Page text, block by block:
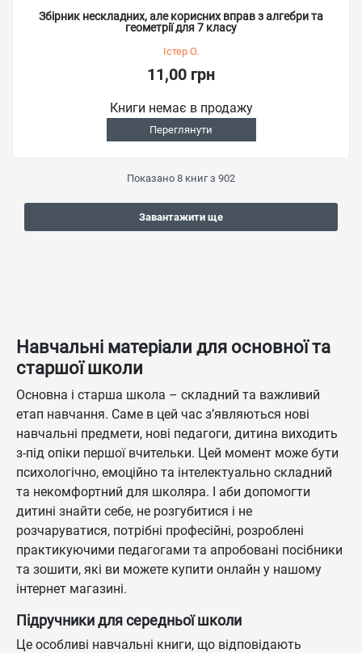
Збірник нескладних, але корисних вправ з алгебри та
геометрії для 7 класу
Істер О.
11,00 грн
Книги немає в продажу
Переглянути
Показано 8 книг з 902
Завантажити ще
Навчальні матеріали для основної та
старшої школи
Основна і старша школа – складний та важливий
етап навчання. Саме в цей час з’являються нові
навчальні предмети, нові педагоги, дитина виходить
з-під опіки першої вчительки. Цей момент може бути
психологічно, емоційно та інтелектуально складний
та некомфортний для школяра. І аби допомогти
дитині знайти себе, не розгубитися і не
розчаруватися, потрібні професійні, розроблені
практикуючими педагогами та апробовані посібники
та зошити, які ви можете купити онлайн у нашому
інтернет магазині.
Підручники для середньої школи
Це особливі навчальні книги, що відповідають